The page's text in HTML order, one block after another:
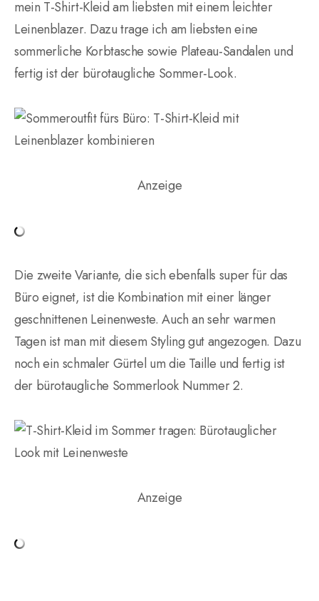
mein T-Shirt-Kleid am liebsten mit einem leichter
Leinenblazer. Dazu trage ich am liebsten eine
sommerliche Korbtasche sowie Plateau-Sandalen und
fertig ist der bürotaugliche Sommer-Look.
Anzeige
Die zweite Variante, die sich ebenfalls super für das
Büro eignet, ist die Kombination mit einer länger
geschnittenen Leinenweste. Auch an sehr warmen
Tagen ist man mit diesem Styling gut angezogen. Dazu
noch ein schmaler Gürtel um die Taille und fertig ist
der bürotaugliche Sommerlook Nummer 2.
Anzeige